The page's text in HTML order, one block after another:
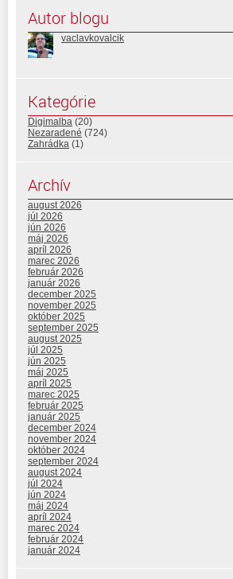
Autor blogu
vaclavkovalcik
Kategórie
Digimalba (20)
Nezaradené (724)
Zahrádka (1)
Archív
august 2026
júl 2026
jún 2026
máj 2026
apríl 2026
marec 2026
február 2026
január 2026
december 2025
november 2025
október 2025
september 2025
august 2025
júl 2025
jún 2025
máj 2025
apríl 2025
marec 2025
február 2025
január 2025
december 2024
november 2024
október 2024
september 2024
august 2024
júl 2024
jún 2024
máj 2024
apríl 2024
marec 2024
február 2024
január 2024